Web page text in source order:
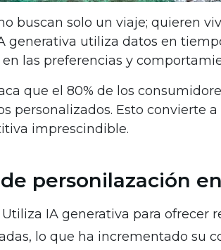
buscan solo un viaje; quieren
generativa utiliza datos en
las preferencias y
que el 80% de los
personalizados. Esto convierte
imprescindible.
personilazación
Utiliza IA generativa para ofrecer
lo que ha incrementado su